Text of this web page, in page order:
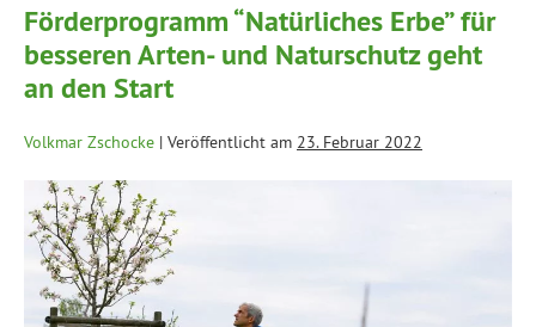
Förderprogramm “Natürliches Erbe” für
besseren Arten- und Naturschutz geht
an den Start
Volkmar Zschocke | Veröffentlicht am 23. Februar 2022